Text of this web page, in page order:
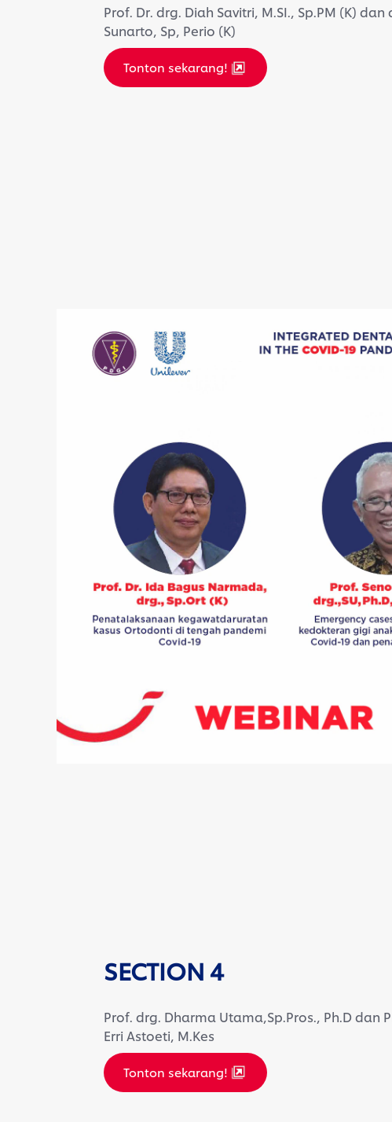
Prof. Dr. drg. Diah Savitri, M.SI., Sp.PM (K) dan
Sunarto, Sp, Perio (K)
Tonton sekarang!
SECTION 4
Prof. drg. Dharma Utama,Sp.Pros., Ph.D dan
Erri Astoeti, M.Kes
Tonton sekarang!